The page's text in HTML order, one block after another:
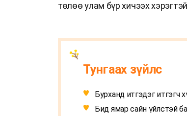
төлөө улам бүр хичээх
Тунгаах зүйлс
Бурханд итгэдэг итгэгч
Бид ямар сайн үйлстэй